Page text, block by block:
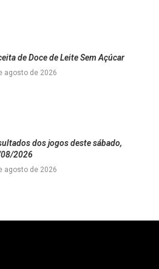
de Doce de Leite Sem Açúcar
agosto de 2026
dos jogos deste sábado,
2026
agosto de 2026